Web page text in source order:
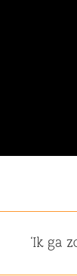
‘Ik ga